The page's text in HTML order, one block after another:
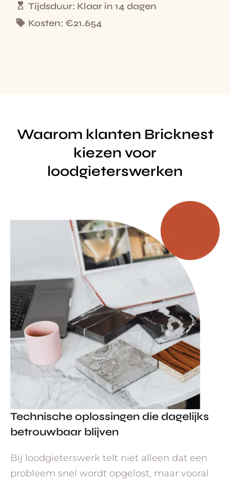
Tijdsduur: Klaar in 14 dagen
Kosten: €21.654
Waarom klanten Bricknest
kiezen voor
loodgieterswerken
Technische oplossingen die dagelijks
betrouwbaar blijven
Bij loodgieterswerk telt niet alleen dat een
probleem snel wordt opgelost, maar vooral